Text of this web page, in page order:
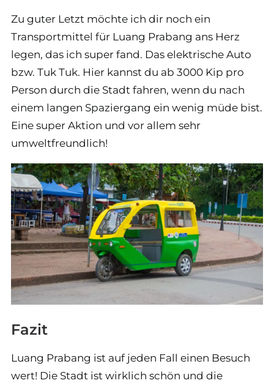
Zu guter Letzt möchte ich dir noch ein
Transportmittel für Luang Prabang ans Herz
legen, das ich super fand. Das elektrische Auto
bzw. Tuk Tuk. Hier kannst du ab 3000 Kip pro
Person durch die Stadt fahren, wenn du nach
einem langen Spaziergang ein wenig müde bist.
Eine super Aktion und vor allem sehr
umweltfreundlich!
Fazit
Luang Prabang ist auf jeden Fall einen Besuch
wert! Die Stadt ist wirklich schön und die